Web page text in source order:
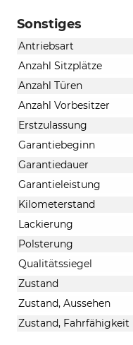
Sonstiges
Antriebsart
Anzahl Sitzplätze
Anzahl Türen
Anzahl Vorbesitzer
Erstzulassung
Garantiebeginn
Garantiedauer
Garantieleistung
Kilometerstand
Lackierung
Polsterung
Qualitätssiegel
Zustand
Zustand, Aussehen
Zustand, Fahrfähigkeit